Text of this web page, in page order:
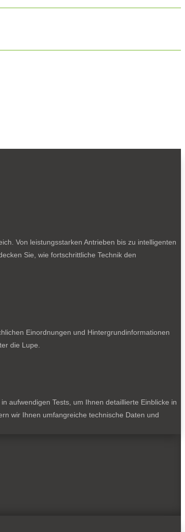
Von leistungsstarken Antrieben bis zu intelligenten
Sie, wie fortschrittliche Technik den
Einordnungen und Hintergrundinformationen
die Lupe.
aufwendigen Tests, um Ihnen detaillierte Einblicke in
wir Ihnen umfangreiche technische Daten und